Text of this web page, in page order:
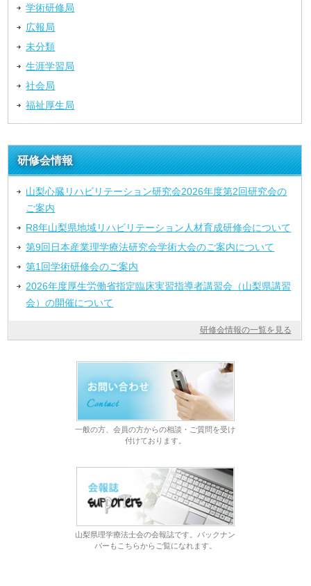
学術研修局
広報局
未分類
生涯学習局
社会局
福祉厚生局
研修会情報
山梨心臓リハビリテーション研究会2026年度第2回研究会の
ご案内
R8年山梨県地域リハビリテーション人材育成研修会について
第9回日本産業理学療法研究会学術大会のご案内について
第1回学術研修会のご案内
2026年度厚生労働省指定臨床実習指導者講習会（山梨県講習
会）の開催について
研修会情報の一覧を見る
一般の方、会員の方からの相談・ご質問を受け
付けております。
山梨県理学療法士会の会報誌です。バックナン
バーもこちらからご覧になれます。